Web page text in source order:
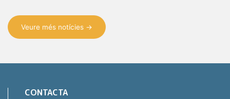
Veure més notícies →
CONTACTA